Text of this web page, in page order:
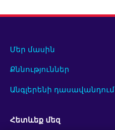
Մեր մասին
Քննություններ
Անգլերենի դասավանդում
Հետևեք մեզ